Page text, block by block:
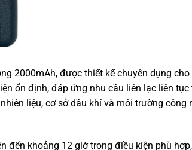
2000mAh, được thiết kế chuyên dụng
ổn định, đáp ứng nhu cầu liên lạc liên tục
liệu, cơ sở dầu khí và môi trường công
đến khoảng 12 giờ trong điều kiện phù